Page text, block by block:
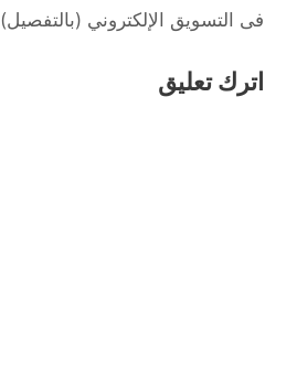
فى التسويق الإلكتروني (بالتفصيل)
اترك تعليق